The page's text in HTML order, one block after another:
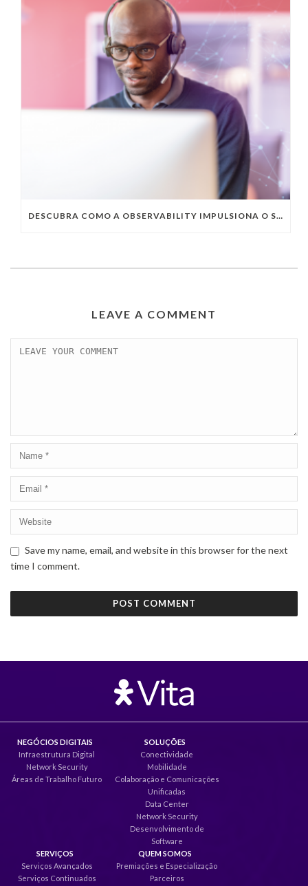
DESCUBRA COMO A OBSERVABILITY IMPULSIONA O SUCESSO DO SEU NEGÓCIO
LEAVE A COMMENT
Save my name, email, and website in this browser for the next
time I comment.
NEGÓCIOS DIGITAIS
Infraestrutura Digital
Network Security
Áreas de Trabalho Futuro
SOLUÇÕES
Conectividade
Mobilidade
Colaboração e Comunicações
Unificadas
Data Center
Network Security
Desenvolvimento de
Software
SERVIÇOS
Serviços Avançados
Serviços Continuados
QUEM SOMOS
Premiações e Especialização
Parceiros